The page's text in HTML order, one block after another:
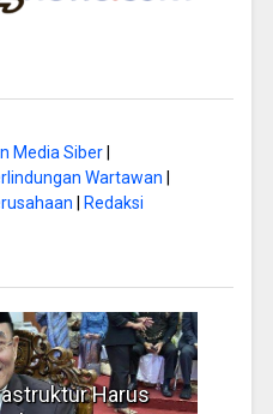
Media Siber|
Wartawan
Redaksi
Dorong